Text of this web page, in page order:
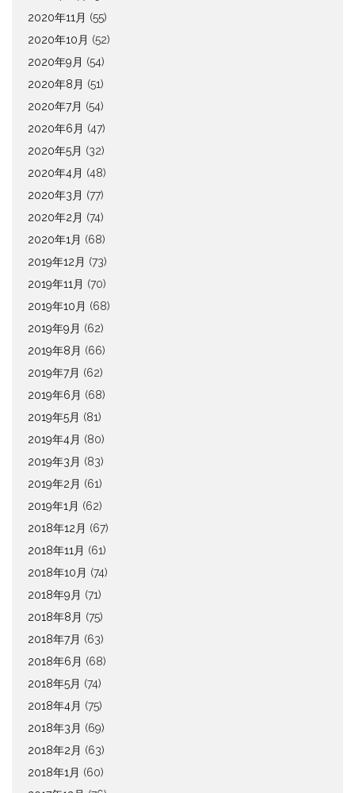
2020年11月 (55)
2020年10月 (52)
2020年9月 (54)
2020年8月 (51)
2020年7月 (54)
2020年6月 (47)
2020年5月 (32)
2020年4月 (48)
2020年3月 (77)
2020年2月 (74)
2020年1月 (68)
2019年12月 (73)
2019年11月 (70)
2019年10月 (68)
2019年9月 (62)
2019年8月 (66)
2019年7月 (62)
2019年6月 (68)
2019年5月 (81)
2019年4月 (80)
2019年3月 (83)
2019年2月 (61)
2019年1月 (62)
2018年12月 (67)
2018年11月 (61)
2018年10月 (74)
2018年9月 (71)
2018年8月 (75)
2018年7月 (63)
2018年6月 (68)
2018年5月 (74)
2018年4月 (75)
2018年3月 (69)
2018年2月 (63)
2018年1月 (60)